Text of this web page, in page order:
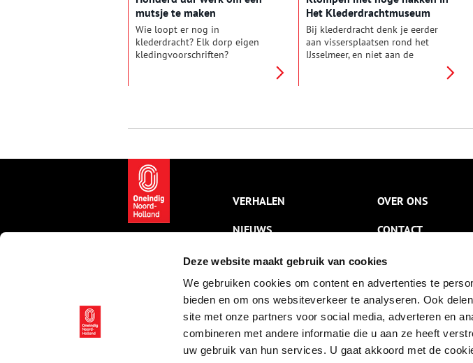
Deze website maakt gebruik van cookies
We gebruiken cookies om content en advertenties te
bieden en om ons websiteverkeer te analyseren. Ook
site met onze partners voor social media, adverteren en
combineren met andere informatie die u aan ze heeft
uw gebruik van hun services. U gaat akkoord met de
mutsje te maken
Wie loopt er nog in
klederdracht? Elk dorp eigen
kledingvoorschriften?
Het Klederdrachtmuseum
Bij klederdracht denk je eerder
aan vissersplaatsen rond het
IJsselmeer, en niet aan de
VERHALEN
NIEUWS
KALENDER
THEMA’S
ACTIVITEITEN
VIDEO’S
OVER ONS
CONTACT
NIEUWSBRIEF
DISCLAIMER
PRIVACY
TOEGANKELIJKHEID